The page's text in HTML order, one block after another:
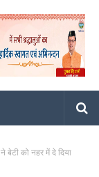
ने बेटी को नहर में दे दिया